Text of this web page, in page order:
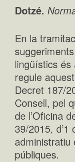
Dotzé.
En la
lingüístics és
regule
Decret 187/
Consell, pel
de l’Oficina
39/2015, d’1
administratiu
públiques.